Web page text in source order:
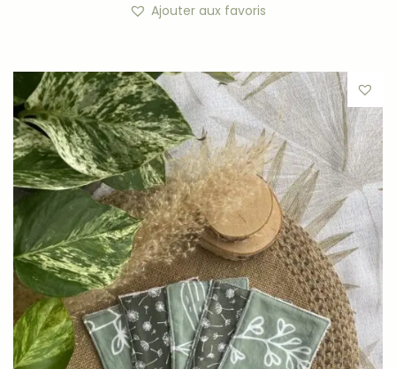
Ajouter aux favoris